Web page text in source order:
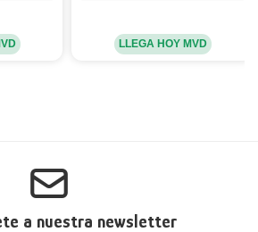
LLEGA HOY MVD
a nuestra newsletter